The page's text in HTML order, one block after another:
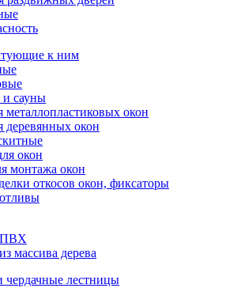
к ним
и сауны
металлопластиковых окон
деревянных окон
окон
монтажа окон
откосов окон, фиксаторы
ПВХ
массива дерева
лестницы